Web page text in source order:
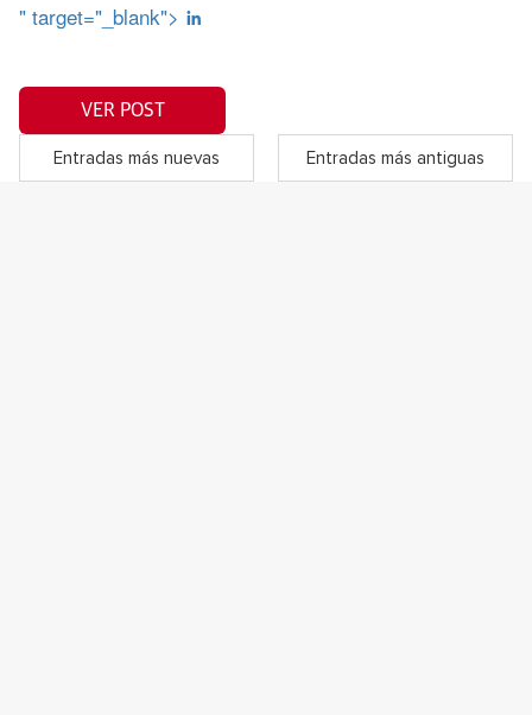
" target="_blank">
VER POST
Entradas más nuevas Entradas más antiguas